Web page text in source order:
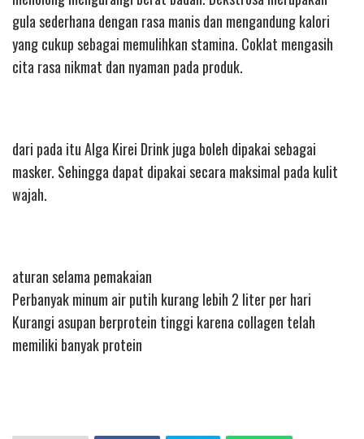
gula sederhana dengan rasa manis dan mengandung kalori
yang cukup sebagai memulihkan stamina. Coklat mengasih
cita rasa nikmat dan nyaman pada produk.
dari pada itu Alga Kirei Drink juga boleh dipakai sebagai
masker. Sehingga dapat dipakai secara maksimal pada kulit
wajah.
aturan selama pemakaian
Perbanyak minum air putih kurang lebih 2 liter per hari
Kurangi asupan berprotein tinggi karena collagen telah
memiliki banyak protein